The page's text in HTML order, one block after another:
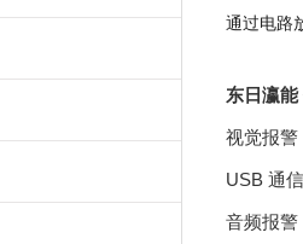
通过电路
东日瀛
视觉报警
USB 通
音频报警